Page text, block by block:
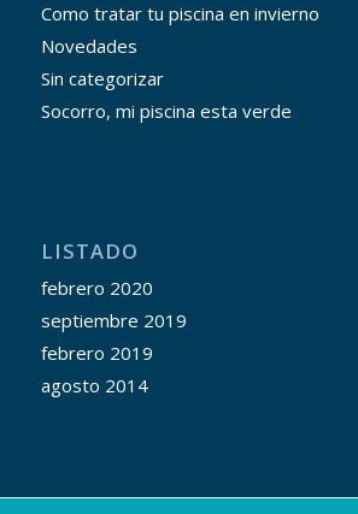
Como tratar tu piscina en invierno
Novedades
Sin categorizar
Socorro, mi piscina esta verde
LISTADO
febrero 2020
septiembre 2019
febrero 2019
agosto 2014